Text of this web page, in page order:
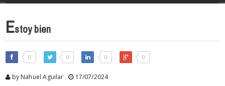
Estoy bien
0 0 0 0
by Nahuel Aguilar , 17/07/2024